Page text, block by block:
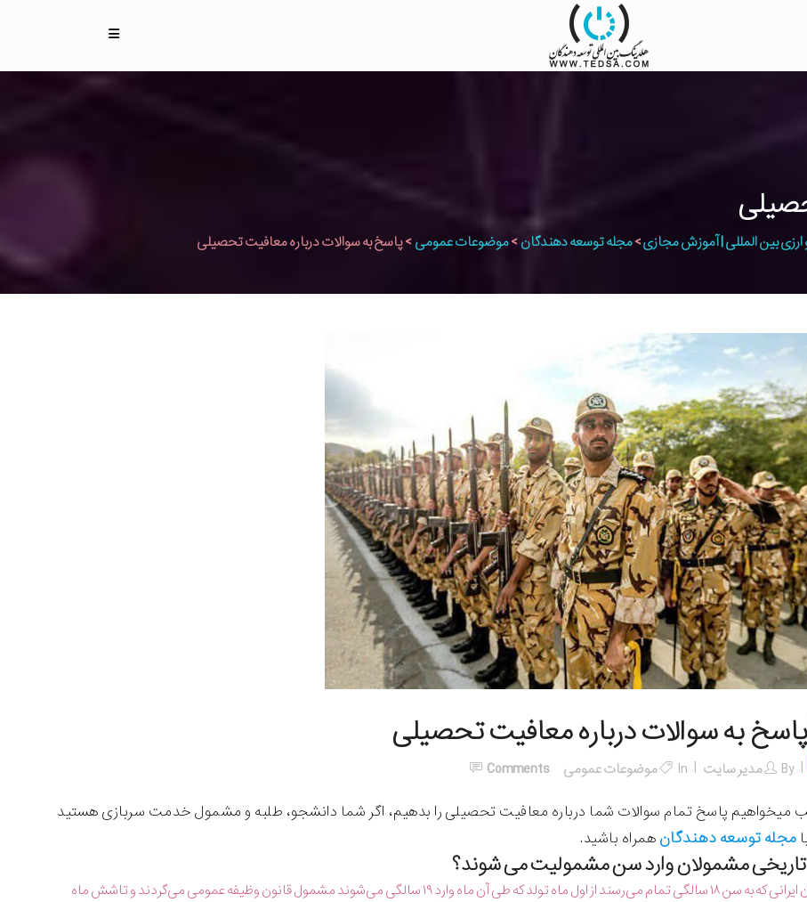
بین المللی | آموزش مجازی>مجله توسعه دهندگان >موضوعات عمومی >پاسخ به سوالات درباره معافیت تحصیلی
پاسخ به سوالات درباره معافیت تحصیلی
By مدیر سایت In موضوعات عمومی Comments
میخواهیم پاسخ تمام سوالات شما درباره معافیت تحصیلی را بدهیم، اگر شما دانشجو، طلبه و مشمول خدمت سربازی هستید
مجله توسعه دهندگان همراه باشید.
تمام مردان ایرانی که به سن ۱۸ سالگی تمام می‌رسند از اول ماه تولد که طی آن ماه وارد ۱۹ سالگی می‌شوند مشمول قانون وظیفه عمومی می‌گردند و تاشش ماه